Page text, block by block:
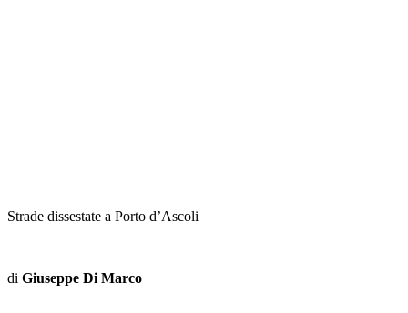
Strade dissestate a Porto d’Ascoli
di Giuseppe Di Marco